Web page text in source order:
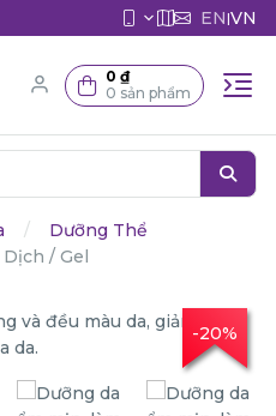
EN|VN
0 ₫
0 sản phẩm
Dưỡng Thể
/ Gel
-20%